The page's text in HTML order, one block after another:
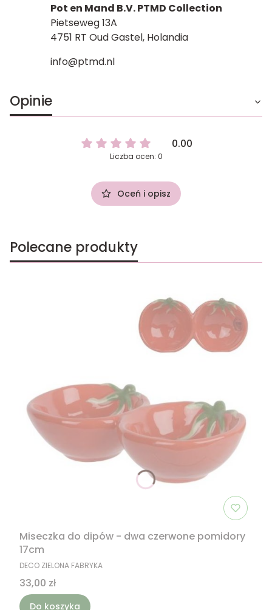
Pot en Mand B.V. PTMD Collection
Pietseweg 13A
4751 RT Oud Gastel, Holandia
info@ptmd.nl
Opinie
0.00
Liczba ocen: 0
Oceń i opisz
Polecane produkty
Miseczka do dipów - dwa czerwone pomidory
17cm
PRODUCENT
DECO ZIELONA FABRYKA
Cena
33,00 zł
Do koszyka